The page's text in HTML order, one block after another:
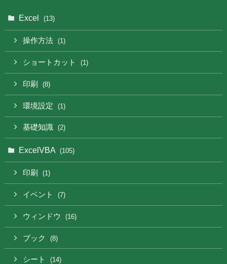
Excel (13)
操作方法 (1)
ショートカット (1)
印刷 (8)
環境設定 (1)
基礎知識 (2)
ExcelVBA (105)
印刷 (1)
イベント (7)
ウィンドウ (16)
ブック (8)
シート (14)